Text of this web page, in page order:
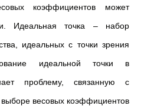
коэффициентов может
Идеальная точка – набор
идеальных с точки зрения
идеальной точки в
проблему, связанную с
весовых коэффициентов